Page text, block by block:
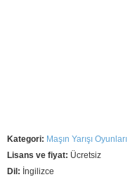
Kategori: Maşın Yarışı Oyunları
Lisans ve fiyat: Ücretsiz
Dil: İngilizce